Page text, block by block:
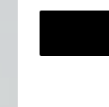
Öffnet die